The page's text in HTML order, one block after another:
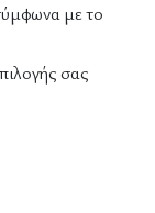
με το
σας